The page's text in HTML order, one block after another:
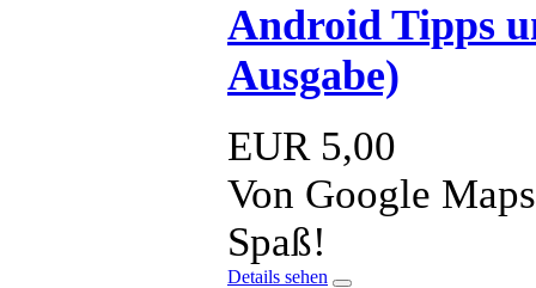
Android Tipps
Ausgabe)
EUR5,00
Von Google
Spaß!
Details sehen